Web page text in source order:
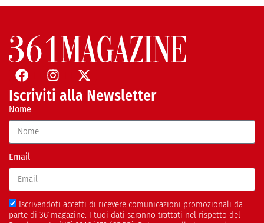
Iscriviti alla Newsletter
Nome
Email
Iscrivendoti accetti di ricevere comunicazioni promozionali da
parte di 361magazine. I tuoi dati saranno trattati nel rispetto del